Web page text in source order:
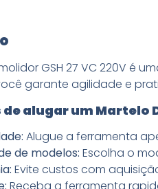
GSH 27 VC 220V é
garante agilidade e
alugar um Martelo
Alugue a ferramenta
de modelos: Escolha o
Evite custos com
Receba a ferramenta